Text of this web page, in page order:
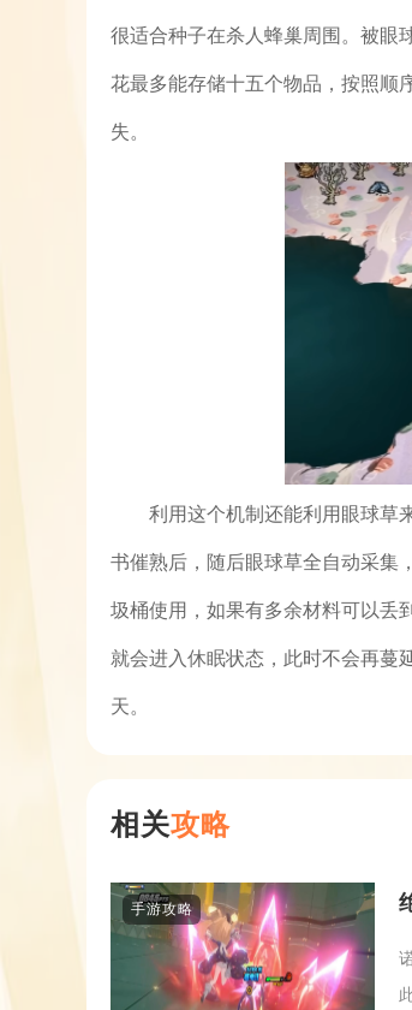
很适合种子在杀人蜂巢周围。被眼
花最多能存储十五个物品，按照顺
失。
利用这个机制还能利用眼球草
书催熟后，随后眼球草全自动采集
圾桶使用，如果有多余材料可以丢
就会进入休眠状态，此时不会再蔓
天。
相关攻略
手游攻略